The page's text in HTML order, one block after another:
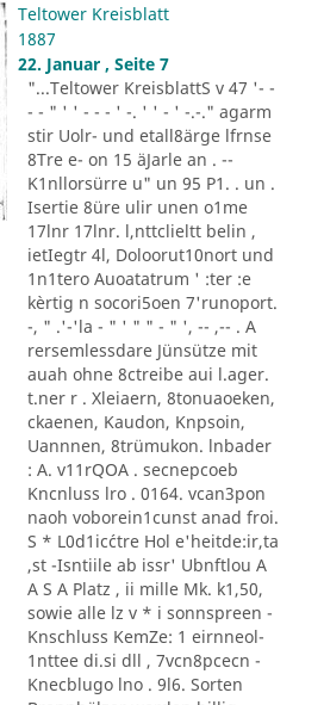
Teltower Kreisblatt
1887
22. Januar , Seite 7
"...Teltower KreisblattS v 47 '- -
- - " ' ' - - - ' -. ' ' - ' -.-." agarm
stir Uolr- und etall8ärge lfrnse
8Tre e- on 15 äJarle an . --
K1nllorsürre u" un 95 P1. . un .
Isertie 8üre ulir unen o1me
17lnr 17lnr. l,nttclieltt belin ,
ietIegtr 4l, Doloorut10nort und
1n1tero Auoatatrum ' :ter :e
kèrtig n socori5oen 7'runoport.
-, " .'-'la - " ' " " - " ', -- ,-- . A
rersemlessdare Jünsütze mit
auah ohne 8ctreibe aui l.ager.
t.ner r . Xleiaern, 8tonuaoeken,
ckaenen, Kaudon, Knpsoin,
Uannnen, 8trümukon. lnbader
: A. v11rQOA . secnepcoeb
Kncnluss lro . 0164. vcan3pon
naoh voborein1cunst anad froi.
S * L0d1ic´ctre Hol e'heitde:ir,ta
,st -Isntiile ab issr' Ubnftlou A
A S A Platz , ii mille Mk. k1,50,
sowie alle lz v * i sonnspreen -
Knschluss KemZe: 1 eirnneol-
1nttee di.si dll , 7vcn8pcecn -
Knecblugo lno . 9l6. Sorten